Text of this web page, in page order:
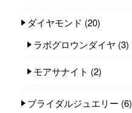
ダイヤモンド (20)
ラボグロウンダイヤ (3)
モアサナイト (2)
ブライダルジュエリー (6)